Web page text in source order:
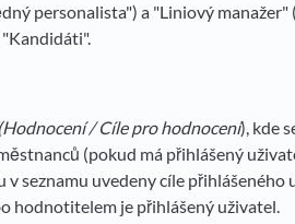
personalista") a "Liniový manažer"
(Hodnocení / Cíle pro hodnocení), kde
(pokud má přihlášený
seznamu uvedeny cíle přihlášeného
hodnotitelem je přihlášený uživatel.